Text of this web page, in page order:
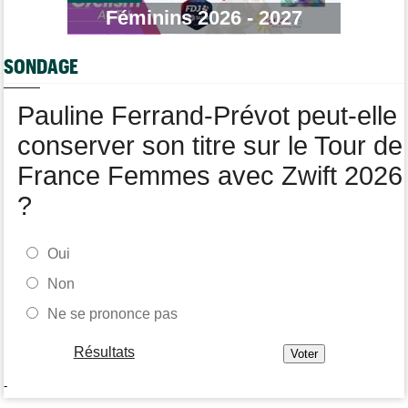
Tour de Burgos
Matthew Brennan : "Je me suis retrouvé un peu trop loin…"
Matthew Brennan a remporté la 4e étape devant Pithie
Lorena Wiebes : "Demain nous viserons encore la victoire"
Féminins 2026 - 2027
SONDAGE
Pauline Ferrand-Prévot peut-elle
conserver son titre sur le Tour de
France Femmes avec Zwift 2026
?
Oui
Non
Ne se prononce pas
Résultats
-